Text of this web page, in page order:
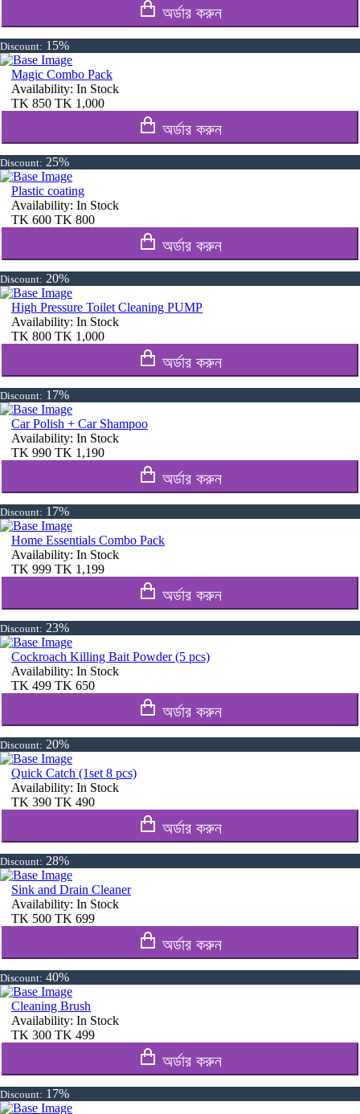
অর্ডার করুন
Discount: 15%
Magic Combo Pack
Availability: In Stock
TK 850 TK 1,000
অর্ডার করুন
Discount: 25%
Plastic coating
Availability: In Stock
TK 600 TK 800
অর্ডার করুন
Discount: 20%
High Pressure Toilet Cleaning PUMP
Availability: In Stock
TK 800 TK 1,000
অর্ডার করুন
Discount: 17%
Car Polish + Car Shampoo
Availability: In Stock
TK 990 TK 1,190
অর্ডার করুন
Discount: 17%
Home Essentials Combo Pack
Availability: In Stock
TK 999 TK 1,199
অর্ডার করুন
Discount: 23%
Cockroach Killing Bait Powder (5 pcs)
Availability: In Stock
TK 499 TK 650
অর্ডার করুন
Discount: 20%
Quick Catch (1set 8 pcs)
Availability: In Stock
TK 390 TK 490
অর্ডার করুন
Discount: 28%
Sink and Drain Cleaner
Availability: In Stock
TK 500 TK 699
অর্ডার করুন
Discount: 40%
Cleaning Brush
Availability: In Stock
TK 300 TK 499
অর্ডার করুন
Discount: 17%